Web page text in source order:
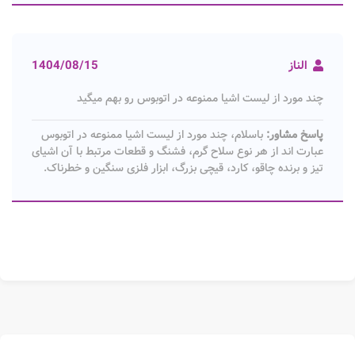
الناز 1404/08/15
چند مورد از لیست اشیا ممنوعه در اتوبوس رو بهم میگید
پاسخ مشاور: باسلام، چند مورد از لیست اشیا ممنوعه در اتوبوس
عبارت اند از هر نوع سلاح گرم، فشنگ و قطعات مرتبط با آن اشیای
تیز و برنده چاقو، کارد، قیچی بزرگ، ابزار فلزی سنگین و خطرناک.